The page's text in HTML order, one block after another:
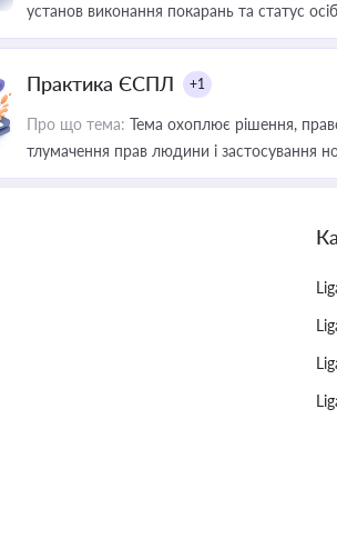
установ виконання покарань та статус
Практика ЄСПЛ +1
Про що тема: Тема охоплює рішення,
тлумачення прав людини і застосування